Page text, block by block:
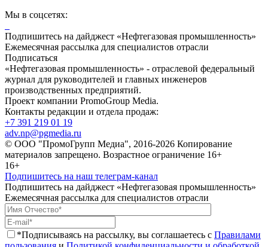
Мы в соцсетях:
Подпишитесь на дайджест «Нефтегазовая промышленность»
Ежемесячная рассылка для специалистов отрасли
Подписаться
«Нефтегазовая промышленность» - отраслевой федеральный
журнал для руководителей и главных инженеров
производственных предприятий.
Проект компании PromoGroup Media.
Контакты редакции и отдела продаж:
+7 391 219 01 19
adv.np@pgmedia.ru
© ООО "ПромоГрупп Медиа", 2016-2026 Копирование
материалов запрещено. Возрастное ограничение 16+
16+
Подпишитесь на наш телеграм-канал
Подпишитесь на дайджест «Нефтегазовая промышленность»
Ежемесячная рассылка для специалистов отрасли
*Подписываясь на рассылку, вы соглашаетесь с Правилами